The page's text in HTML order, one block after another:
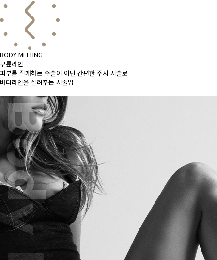
BODY MELTING
무릎라인
피부를 절개하는 수술이 아닌 간편한 주사 시술로
바디라인을 살려주는 시술법